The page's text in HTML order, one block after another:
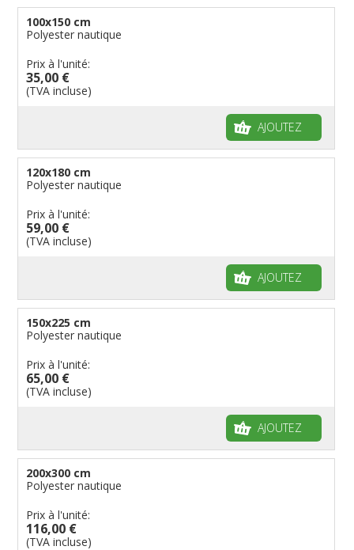
100x150 cm
Polyester nautique
Prix à l'unité:
35,00 €
(TVA incluse)
AJOUTEZ
120x180 cm
Polyester nautique
Prix à l'unité:
59,00 €
(TVA incluse)
AJOUTEZ
150x225 cm
Polyester nautique
Prix à l'unité:
65,00 €
(TVA incluse)
AJOUTEZ
200x300 cm
Polyester nautique
Prix à l'unité:
116,00 €
(TVA incluse)